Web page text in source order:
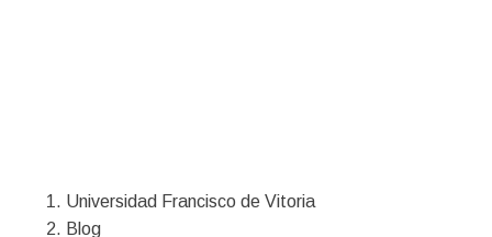
Universidad Francisco de Vitoria
Blog